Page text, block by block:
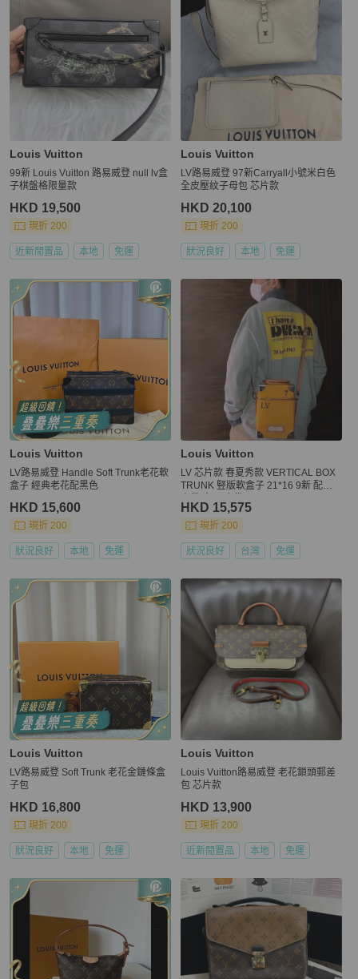
Louis Vuitton
99新 Louis Vuitton 路易威登 null lv盒
子棋盤格限量款
HKD 19,500
現折 200
近新閒置品 本地 免運
Louis Vuitton
LV路易威登 97新Carryall小號米白色
全皮壓紋子母包 芯片款
HKD 20,100
現折 200
狀況良好 本地 免運
Louis Vuitton
LV路易威登 Handle Soft Trunk老花軟
盒子 經典老花配黑色
HKD 15,600
現折 200
狀況良好 本地 免運
Louis Vuitton
LV 芯片款 春夏秀款 VERTICAL BOX
TRUNK 竪版軟盒子 21*16 9新 配件
HKD 15,575
現折 200
狀況良好 台灣 免運
Louis Vuitton
LV路易威登 Soft Trunk 老花金鏈條盒
子包
HKD 16,800
現折 200
狀況良好 本地 免運
Louis Vuitton
Louis Vuitton路易威登 老花鎖頭郵差
包 芯片款
HKD 13,900
現折 200
近新閒置品 本地 免運